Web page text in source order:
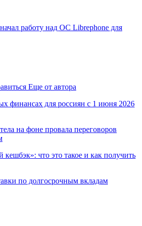
работу над ОС Librephone для
Еще от автора
финансах для россиян с 1 июня 2026
на фоне провала переговоров
что это такое и как получить
по долгосрочным вкладам